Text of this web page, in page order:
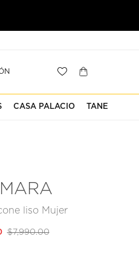
CASA PALACIO TANE
liso Mujer
$7,990.00